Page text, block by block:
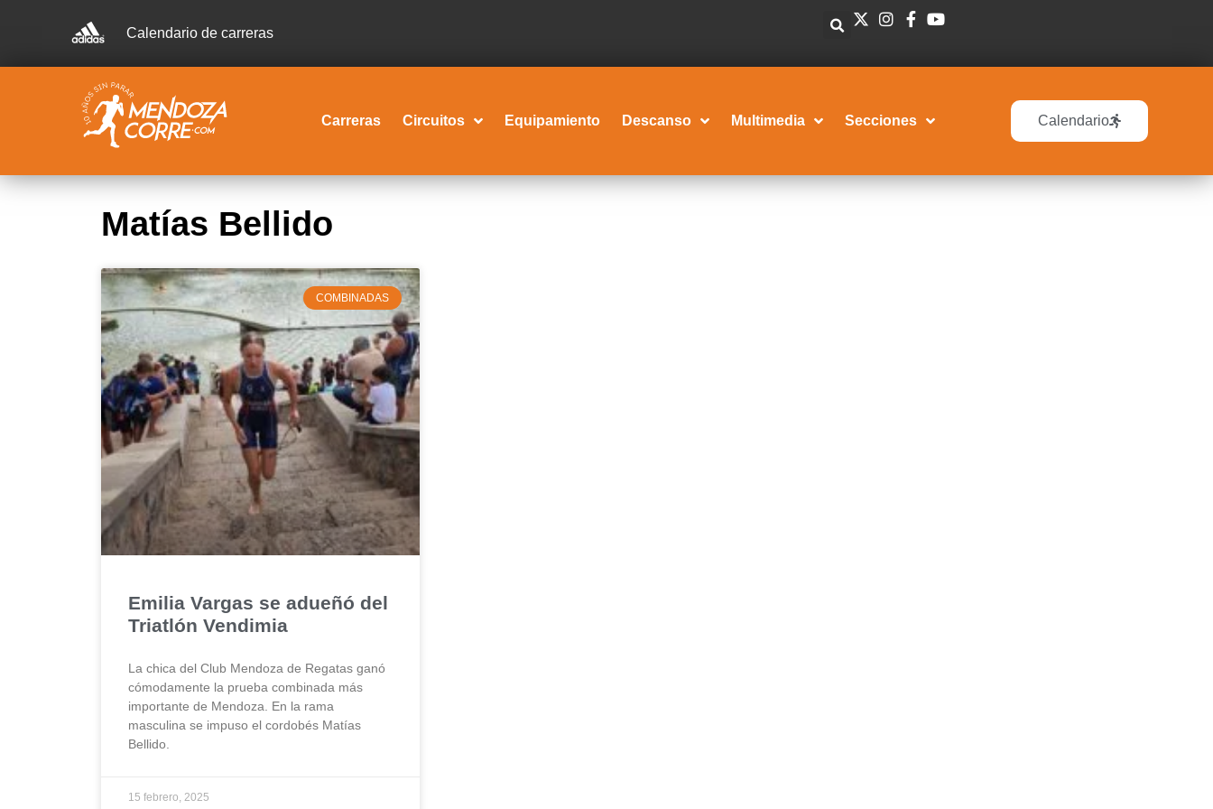
Calendario de carreras
Carreras Circuitos Equipamiento Descanso Multimedia Secciones Calendario
Matías Bellido
COMBINADAS
Emilia Vargas se adueñó del
Triatlón Vendimia
La chica del Club Mendoza de Regatas ganó
cómodamente la prueba combinada más
importante de Mendoza. En la rama
masculina se impuso el cordobés Matías
Bellido.
15 febrero, 2025